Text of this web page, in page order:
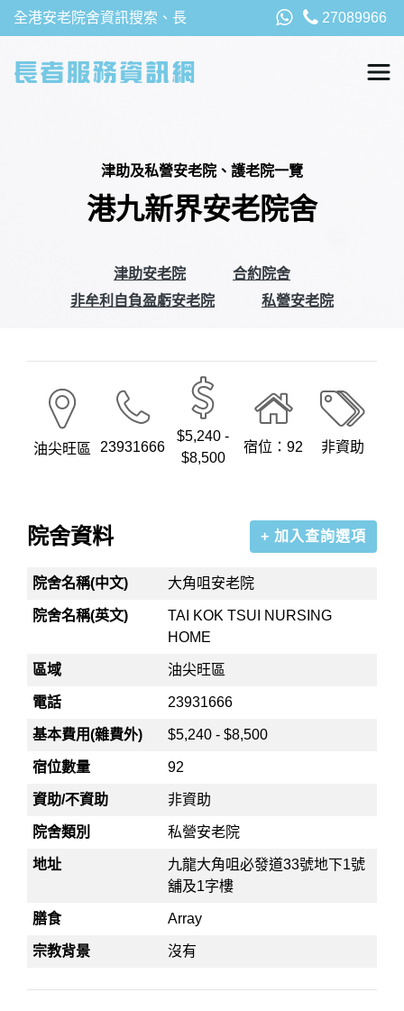
全港安老院舍資訊搜索、長 27089966
津助及私營安老院、護老院一覽
港九新界安老院舍
津助安老院
合約院舍
非牟利自負盈虧安老院
私營安老院
油尖旺區 23931666
$5,240 -
$8,500
宿位：92 非資助
院舍資料 + 加入查詢選項
院舍名稱(中文) 大角咀安老院
院舍名稱(英文)
TAI KOK TSUI NURSING
HOME
區域 油尖旺區
電話 23931666
基本費用(雜費外) $5,240 - $8,500
宿位數量 92
資助/不資助 非資助
院舍類別 私營安老院
地址
九龍大角咀必發道33號地下1號
舖及1字樓
膳食 Array
宗教背景 沒有